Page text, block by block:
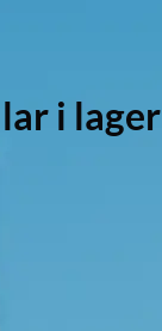
i lager